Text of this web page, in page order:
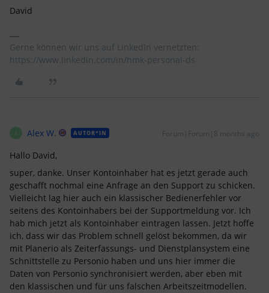
David
Gerne können wir uns auf LinkedIn vernetzten:
https://www.linkedin.com/in/hmk-personal-ds
A Alex W. AUTOR*IN Forum|Forum|8 months ago
Hallo David,
super, danke. Unser Kontoinhaber hat es jetzt gerade auch
geschafft nochmal eine Anfrage an den Support zu schicken.
Vielleicht lag hier auch ein klassischer Bedienerfehler vor
seitens des Kontoinhabers bei der Supportmeldung vor. Ich
hab mich jetzt als Kontoinhaber eintragen lassen. Jetzt hoffe
ich, dass wir das Problem schnell gelöst bekommen, da wir
mit Planerio als Zeiterfassungs- und Dienstplansystem eine
Schnittstelle zu Personio haben und uns hier immer die
Daten von Personio synchronisiert werden, aber eben mit
den klassischen und für uns falschen Arbeitszeitmodellen.